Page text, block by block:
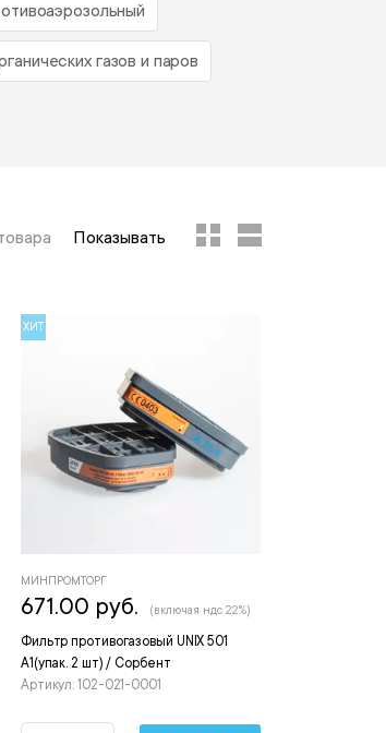
газов и паров
Показывать
ХИТ
Фильтр противогазовый UNIX 501
А1(упак. 2 шт) / Сорбент
Артикул: 102-021-0001
МИНПРОМТОРГ
671.00 руб. (включая ндс 22%)